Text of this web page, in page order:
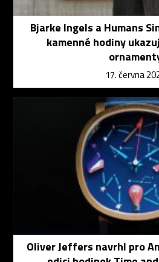
Bjarke Ingels a Humans
kamenné hodiny
17. června
Oliver Jeffers navrhl pro